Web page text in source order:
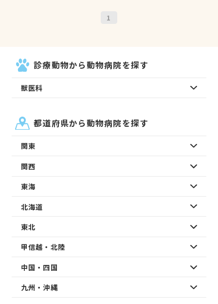
1
診療動物から動物病院を探す
獣医科
都道府県から動物病院を探す
関東
関西
東海
北海道
東北
甲信越・北陸
中国・四国
九州・沖縄